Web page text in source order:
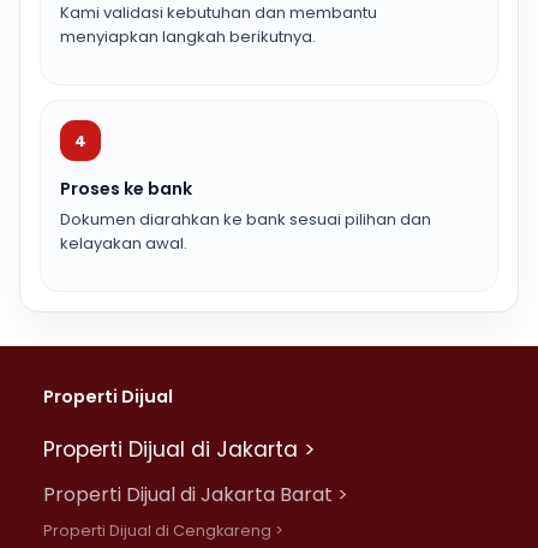
Kami validasi kebutuhan dan membantu
menyiapkan langkah berikutnya.
4
Proses ke bank
Dokumen diarahkan ke bank sesuai pilihan dan
kelayakan awal.
Properti Dijual
Properti Dijual di Jakarta >
Properti Dijual di Jakarta Barat >
Properti Dijual di Cengkareng >